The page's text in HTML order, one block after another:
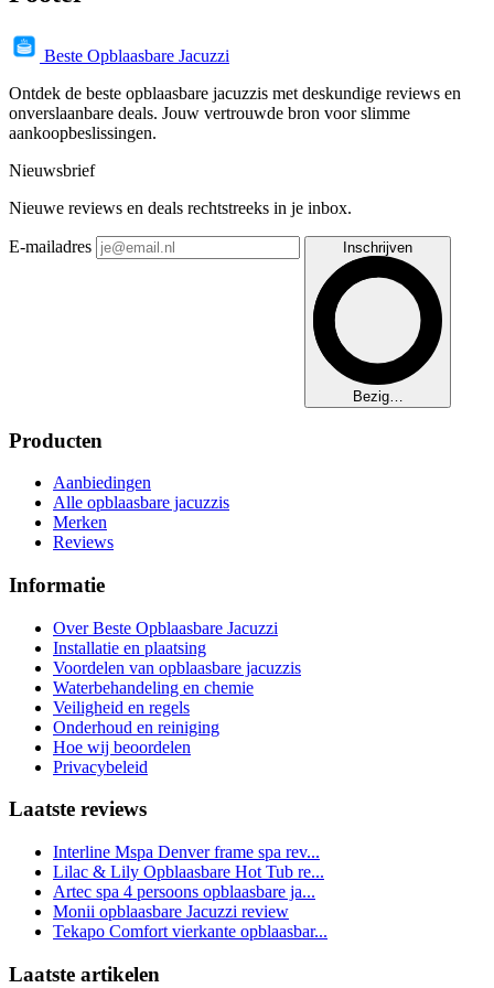
Beste Opblaasbare Jacuzzi
Ontdek de beste opblaasbare jacuzzis met deskundige reviews en
onverslaanbare deals. Jouw vertrouwde bron voor slimme
aankoopbeslissingen.
Nieuwsbrief
Nieuwe reviews en deals rechtstreeks in je inbox.
E-mailadres Inschrijven
Bezig…
Producten
Aanbiedingen
Alle opblaasbare jacuzzis
Merken
Reviews
Informatie
Over Beste Opblaasbare Jacuzzi
Installatie en plaatsing
Voordelen van opblaasbare jacuzzis
Waterbehandeling en chemie
Veiligheid en regels
Onderhoud en reiniging
Hoe wij beoordelen
Privacybeleid
Laatste reviews
Interline Mspa Denver frame spa rev...
Lilac & Lily Opblaasbare Hot Tub re...
Artec spa 4 persoons opblaasbare ja...
Monii opblaasbare Jacuzzi review
Tekapo Comfort vierkante opblaasbar...
Laatste artikelen